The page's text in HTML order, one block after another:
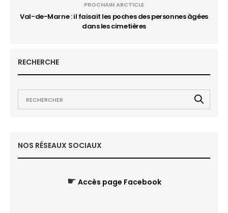
PROCHAIN ARCTICLE
Val-de-Marne : il faisait les poches des personnes âgées
dans les cimetières
RECHERCHE
NOS RÉSEAUX SOCIAUX
☛ Accès page Facebook